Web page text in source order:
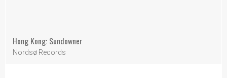
Hong Kong: Sundowner
Nordsø Records